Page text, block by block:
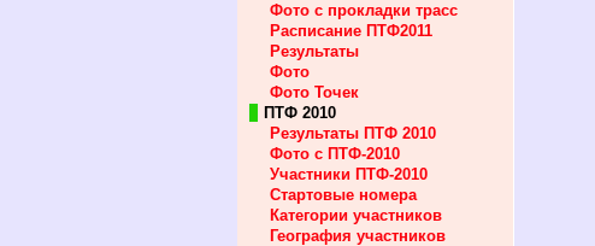
Фото с прокладки трасс
Расписание ПТФ2011
Результаты
Фото
Фото Точек
ПТФ 2010
Результаты ПТФ 2010
Фото с ПТФ-2010
Участники ПТФ-2010
Стартовые номера
Категории участников
География участников